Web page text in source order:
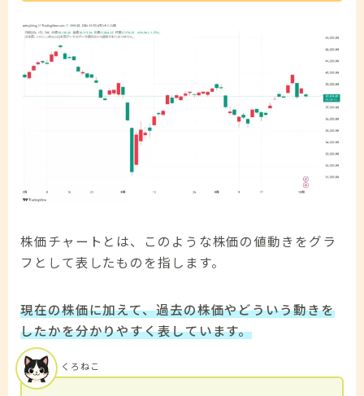
株価チャートとは、このような株価の値動きをグラ
フとして表したものを指します。
現在の株価に加えて、過去の株価やどういう動きを
したかを分かりやすく表しています。
くろねこ